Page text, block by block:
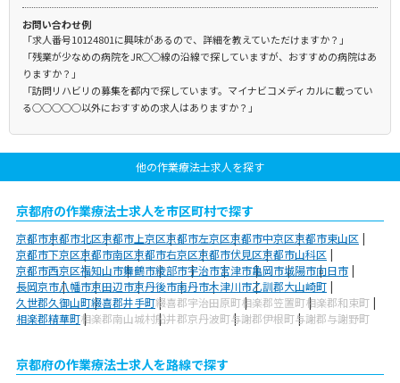
お問い合わせ例
「求人番号10124801に興味があるので、詳細を教えていただけますか？」
「残業が少なめの病院をJR○○線の沿線で探していますが、おすすめの病院はあ
りますか？」
「訪問リハビリの募集を都内で探しています。マイナビコメディカルに載ってい
る○○○○○以外におすすめの求人はありますか？」
他の作業療法士求人を探す
京都府の作業療法士求人を市区町村で探す
京都市京都市北区京都市上京区京都市左京区京都市中京区京都市東山区
京都市下京区京都市南区京都市右京区京都市伏見区京都市山科区
京都市西京区福知山市舞鶴市綾部市宇治市宮津市亀岡市城陽市向日市
長岡京市八幡市京田辺市京丹後市南丹市木津川市乙訓郡大山崎町
久世郡久御山町綴喜郡井手町綴喜郡宇治田原町相楽郡笠置町相楽郡和束町
相楽郡精華町相楽郡南山城村船井郡京丹波町与謝郡伊根町与謝郡与謝野町
京都府の作業療法士求人を路線で探す